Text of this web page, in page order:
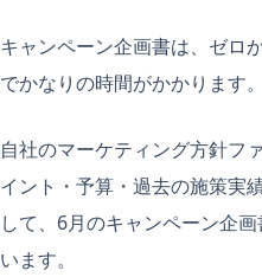
キャンペーン企画書は、ゼロ
でかなりの時間がかかります。
自社のマーケティング方針フ
イント・予算・過去の施策実
して、6月のキャンペーン企
います。